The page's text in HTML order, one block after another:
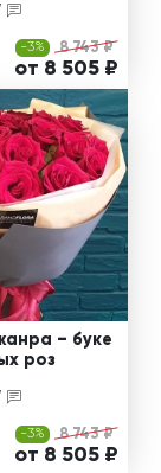
-3% 8 743 ₽
от 8 505 ₽
– буке
роз
-3% 8 743 ₽
от 8 505 ₽